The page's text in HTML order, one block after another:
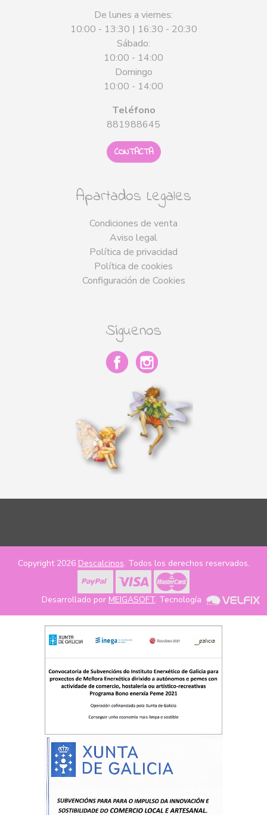
De lunes a viernes:
10:00 - 13:30 | 16:30 - 20:30
Sábado:
10:00 - 14:00
Domingo
10:00 - 14:00
Teléfono
881988645
CONTACTA
Apartados Legales
Condiciones de venta
Aviso legal
Política de privacidad
Política de cookies
Configuración de Cookies
Síguenos
Copyright 2026 Descalcinos. Todos los derechos reservados.
Desarrollado por MEIGASOFT. Tecnología